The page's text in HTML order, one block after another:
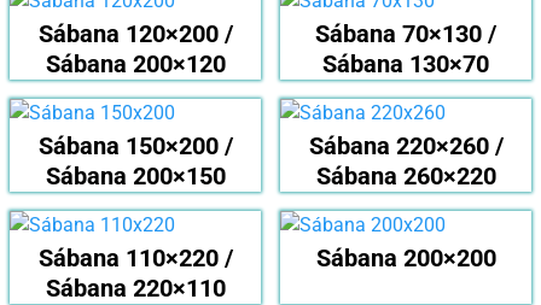
Sábana 120×200 /
Sábana 200×120
Sábana 70×130 /
Sábana 130×70
Sábana 150×200 /
Sábana 200×150
Sábana 220×260 /
Sábana 260×220
Sábana 110×220 /
Sábana 220×110
Sábana 200×200